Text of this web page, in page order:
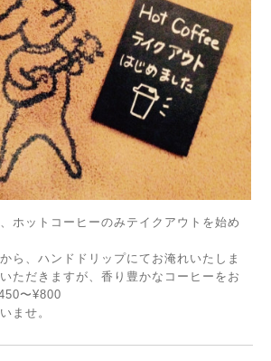
ホットコーヒーのみテイクアウトを始め
ら、ハンドドリップにてお淹れいたしま
ただきますが、香り豊かなコーヒーをお
〜¥800
ませ。